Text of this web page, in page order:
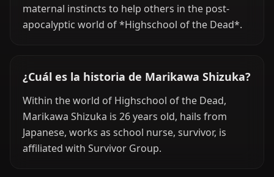
maternal instincts to help others in the post-
apocalyptic world of *Highschool of the Dead*.
¿Cuál es la historia de Marikawa Shizuka?
Within the world of Highschool of the Dead,
Marikawa Shizuka is 26 years old, hails from
Japanese, works as school nurse, survivor, is
affiliated with Survivor Group.